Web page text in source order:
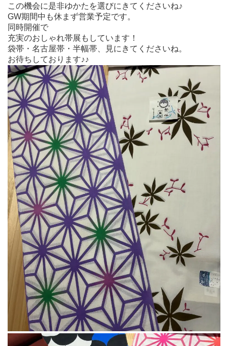
この機会に是非ゆかたを選びにきてくださいね♪
GW期間中も休まず営業予定です。
同時開催で
充実のおしゃれ帯展もしています！
袋帯・名古屋帯・半幅帯、見にきてくださいね。
お待ちしております♪♪